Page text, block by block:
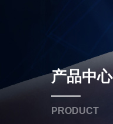
产品中心
PRODUCT